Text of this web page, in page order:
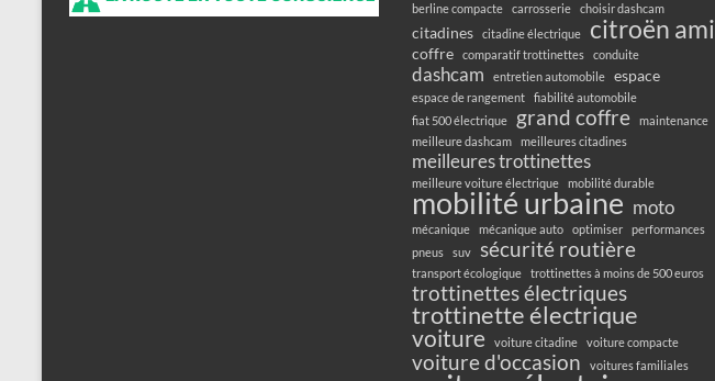
berline compacte carrosserie choisir dashcam
citadines citadine électrique citroën ami
coffre comparatif trottinettes conduite
dashcam entretien automobile espace
espace de rangement
fiabilité automobile
fiat 500 électrique
grand coffre
maintenance
meilleure dashcam
meilleures citadines
meilleures trottinettes
meilleure voiture électrique mobilité durable
mobilité urbaine moto
mécanique mécanique auto optimiser
performances
pneus
suv sécurité routière
transport écologique trottinettes à moins de 500 euros
trottinettes électriques
trottinette électrique
voiture voiture citadine voiture compacte
voiture d'occasion voitures familiales